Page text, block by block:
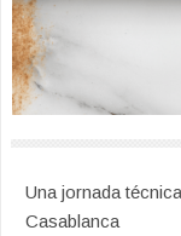
Una jornada
Casablanca